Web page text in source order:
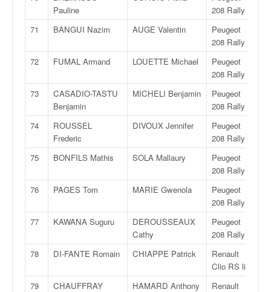
Pauline
208 Rally 4
71 BANGUI Nazim AUGE Valentin
Peugeot
208 Rally 4
72 FUMAL Armand LOUETTE Michael
Peugeot
208 Rally 4
73
CASADIO-TASTU
Benjamin
MICHELI Benjamin
Peugeot
208 Rally 4
74
ROUSSEL
Frederic
DIVOUX Jennifer
Peugeot
208 Rally 4
75 BONFILS Mathis SOLA Mallaury
Peugeot
208 Rally 4
76 PAGES Tom MARIE Gwenola
Peugeot
208 Rally 4
77 KAWANA Suguru
DEROUSSEAUX
Cathy
Peugeot
208 Rally 4
78 DI-FANTE Romain CHIAPPE Patrick
Renault
Clio RS line
79
CHAUFFRAY
HAMARD Anthony
Renault